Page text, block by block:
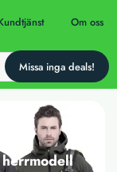
Om oss